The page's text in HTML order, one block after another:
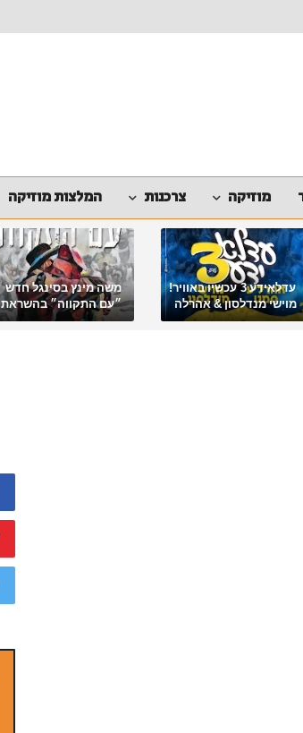
מוזיקה צרכנות המלצות מוזיקה
עדלאידע 3 עכשיו באוויר!
מוישי מנדלסון & אהרלה
סאמעט באלבום פורימי
משה מינץ בסינגל חדש
״עם התקווה״ בהשראת
ארגון "ביחד ננצח"